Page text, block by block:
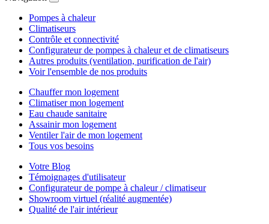
Pompes à chaleur
Climatiseurs
Contrôle et connectivité
Configurateur de pompes à chaleur et de climatiseurs
Autres produits (ventilation, purification de l'air)
Voir l'ensemble de nos produits
Chauffer mon logement
Climatiser mon logement
Eau chaude sanitaire
Assainir mon logement
Ventiler l'air de mon logement
Tous vos besoins
Votre Blog
Témoignages d'utilisateur
Configurateur de pompe à chaleur / climatiseur
Showroom virtuel (réalité augmentée)
Qualité de l'air intérieur